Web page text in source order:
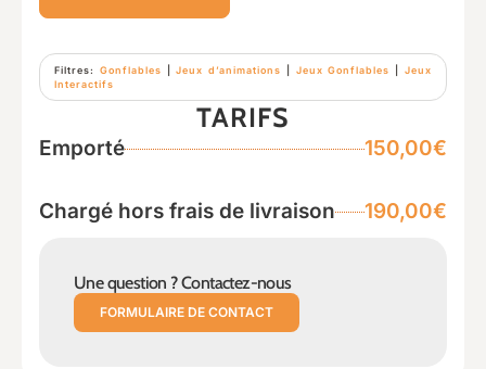
Filtres: Gonflables |Jeux d’animations Jeux Gonflables |Jeux
Interactifs
TARIFS
Emporté 150,00€
Chargé hors frais de livraison 190,00€
Une question ? Contactez-nous
FORMULAIRE DE CONTACT